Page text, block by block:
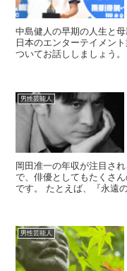
中島健人の早期の人生と
日本のエンターテイメン
ついてお話ししましょう
男性芸能人
岡田准一の年収が注目さ
で、俳優としてもたくさ
です。 たとえば、『永遠
男性芸能人